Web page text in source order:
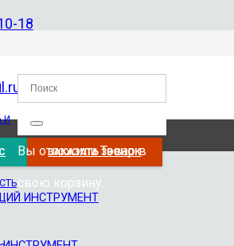
18
ЗАКАЗАТЬ ЗВОНОК
И
Вы отложилиТоварв
свою корзину.
ИНСТРУМЕНТ